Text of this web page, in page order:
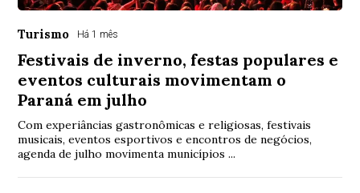
Turismo Há 1 mês
Festivais de inverno, festas populares e
eventos culturais movimentam o
Paraná em julho
Com experiâncias gastronômicas e religiosas, festivais
musicais, eventos esportivos e encontros de negócios,
agenda de julho movimenta municípios ...